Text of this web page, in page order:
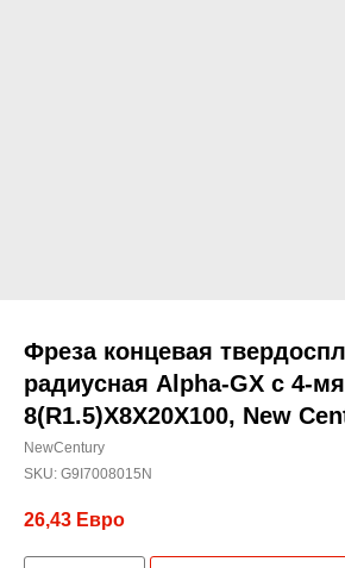
Фреза концевая
радиусная Alpha-GX c 4-
8(R1.5)X8X20X100, New
NewCentury
SKU: G9I7008015N
26,43 Евро